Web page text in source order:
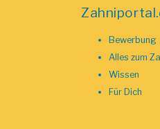
Bewerbung
Alles zum
Wissen
Für Dich